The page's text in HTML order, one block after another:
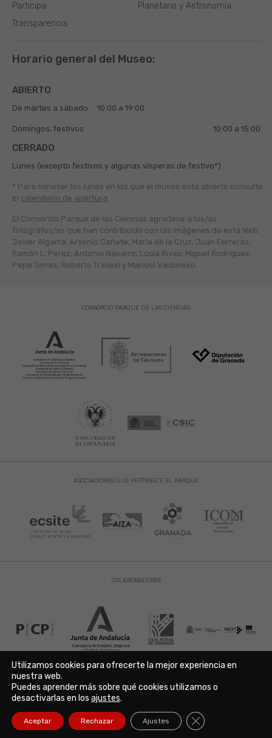
Planetario y Astronomía
Participa
Transparencia
Horario general del Museo:
ABIERTO
De martes a sábado 10:00 a 19:00
Domingos, festivos 10:00 a 15:00
CERRADO
Lunes (excepto festivos y algunas vísperas de festivo*)
* Para conocer los lunes en los que el museo está abierto consulte
el calendario de apertura
El Consorcio Parque de las Ciencias agradece a los/as
fotógráfos/as que han contribuido con las imágenes de esta Web:
Javier Algarra; Arsenio Cañete; María de la Cruz; Juan Ferreras;
Ramón L. Pérez; Antonio Navarro; Lucía Rivas; Miguel Rodríguez;
Pepe Torres; Roberto Travesí y Manuel Valdivieso.
ASOCIACIONES QUE PERTENECE EL PARQUE
CONSORCIO PARQUE DE LAS CIENCIAS
COLABORADORES
Aviso Legal | Política de Privacidad | Política de Cookies
Copyright © 2021. Parque de las Ciencias. Avda. de la Ciencia s/n
18006 Granada. España. Telf.: 958 131 900. Todos los derechos
reservados./
Utilizamos cookies para ofrecerte la mejor experiencia en
nuestra web.
Puedes aprender más sobre qué cookies utilizamos o
desactivarlas en los ajustes.
Aceptar Rechazar Ajustes Cerrar el banner de